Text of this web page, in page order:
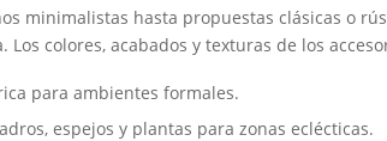
minimalistas hasta propuestas clásicas o
Los colores, acabados y texturas de los
para ambientes formales.
espejos y plantas para zonas eclécticas.